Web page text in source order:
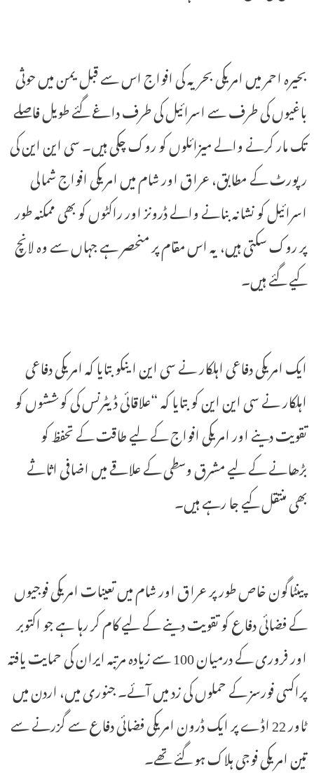
بحیرہ احمر میں امریکی بحریہ کی افواج اس سے قبل یمن میں حوثی
باغیوں کی طرف سے اسرائیل کی طرف داغے گئے طویل فاصلے
تک مار کرنے والے میزائلوں کو روک چکی ہیں۔ سی این این کی
رپورٹ کے مطابق، عراق اور شام میں امریکی افواج شمالی
اسرائیل کو نشانہ بنانے والے ڈرونز اور راکٹوں کو بھی ممکنہ طور
پر روک سکتی ہیں، یہ اس مقام پر منحصر ہے جہاں سے وہ لانچ
کیے گئے ہیں۔
ایک امریکی دفاعی اہلکار نے سی این اینکو بتایا کہ امریکی دفاعی
اہلکار نے سی این این کو بتایا کہ “علاقائی ڈیٹرنس کی کوششوں کو
تقویت دینے اور امریکی افواج کے لیے طاقت کے تحفظ کو
بڑھانے کے لیے مشرق وسطی کے علاقے میں اضافی اثاثے
بھی منتقل کیے جا رہے ہیں۔
پینٹاگون خاص طور پر عراق اور شام میں تعینات امریکی فوجیوں
کے فضائی دفاع کو تقویت دینے کے لیے کام کر رہا ہے جو اکتوبر
اور فروری کے درمیان 100 سے زیادہ مرتبہ ایران کی حمایت یافتہ
پراکسی فورسز کے حملوں کی زد میں آئے۔ جنوری میں، اردن میں
ٹاور 22 اڈے پر ایک ڈرون امریکی فضائی دفاع سے گزرنے سے
تین امریکی فوجی ہلاک ہو گئے تھے۔